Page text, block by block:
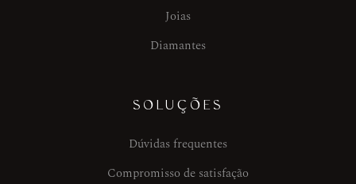
Joias
Diamantes
SOLUÇÕES
Dúvidas frequentes
Compromisso de satisfação